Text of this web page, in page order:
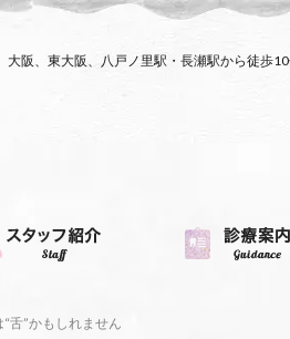
大阪、東大阪、八戸ノ里駅・長瀬駅から徒歩
舌”かもしれません